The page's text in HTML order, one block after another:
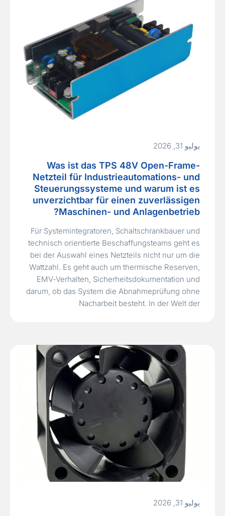
BM159000UHIT und TPS-BM159000UHIRT.
Bidirektionale Lösung anfragenTPS-
BM159000UHIT ansehenTPS-BM159000UHIRT
ansehen…
Read More »
يوليو 31, 2026
Was ist das TPS 48V Open-Frame-
Netzteil für Industrieautomations- und
Steuerungssysteme und warum ist es
unverzichtbar für einen zuverlässigen
Maschinen- und Anlagenbetrieb?
Für Systemintegratoren, Schaltschrankbauer und
technisch orientierte Beschaffungsteams geht es
bei der Auswahl eines Netzteils nicht nur um die
Wattzahl. Es geht auch um thermische Reserven,
EMV‑Verhalten, Sicherheitsdokumentation und
darum, ob das System die Abnahmeprüfung ohne
Nacharbeit besteht. In der Welt der
verwendet werden,…Read More »
يوليو 31, 2026